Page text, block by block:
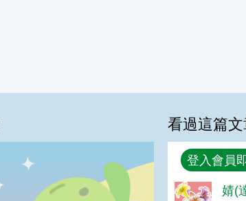
看過這篇
回覆
登入會員
婧(